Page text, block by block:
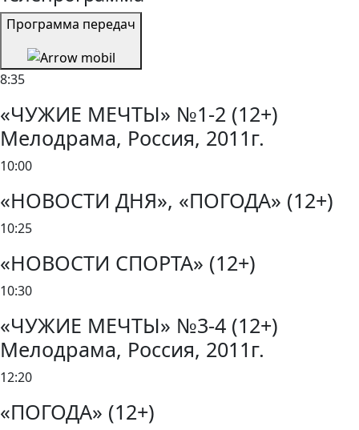
Программа передач
8:35
«ЧУЖИЕ МЕЧТЫ» №1-2 (12+)
Мелодрама, Россия, 2011г.
10:00
«НОВОСТИ ДНЯ», «ПОГОДА» (12+)
10:25
«НОВОСТИ СПОРТА» (12+)
10:30
«ЧУЖИЕ МЕЧТЫ» №3-4 (12+)
Мелодрама, Россия, 2011г.
12:20
«ПОГОДА» (12+)